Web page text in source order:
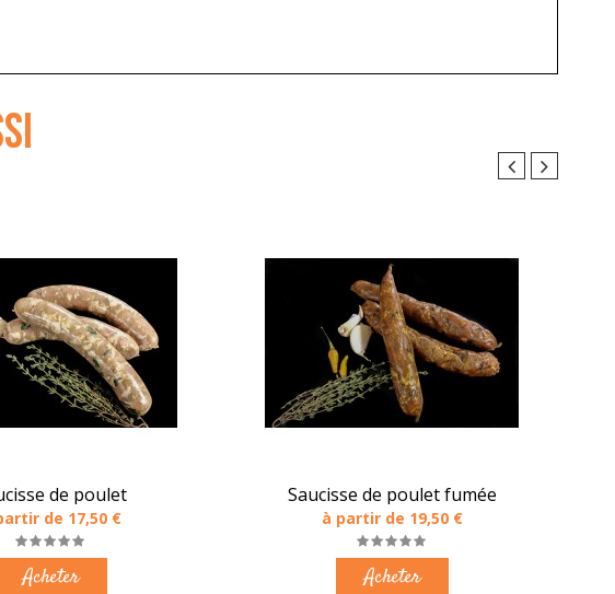
de poulet
de 17,50 €
Acheter
Saucisse de poulet fumée
à partir de 19,50 €
Acheter